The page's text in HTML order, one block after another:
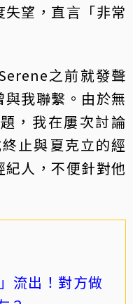
望，直言「非常
之前就發聲
我聯繫。由於無
，我在屢次討論
止與夏克立的經
人，不便針對他
流出！對方做